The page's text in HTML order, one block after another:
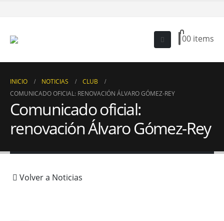
00 items
INICIO NOTICIAS
CLUB
COMUNICADO OFICIAL: RENOVACIÓN ÁLVARO GÓMEZ-REY
Comunicado oficial:
renovación Álvaro Gómez-Rey
Volver a Noticias